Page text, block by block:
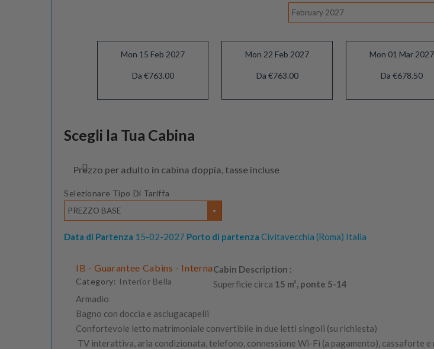
February 2027
Mon 15 Feb 2027
Da €763.00
Mon 22 Feb 2027
Da €763.00
Mon 01 Mar 2027
Da €678.50
Scegli la Tua Cabina
Prezzo per adulto in cabina doppia, tasse incluse
Selezionare Tipo Di Tariffa
PREZZO BASE
Data di Partenza 15-02-2027 Porto di partenza Civitavecchia (Roma) Italia
IB - Guarantee Cabins - Interna
Category: Interior Bella
Cabin Description :
Superficie circa 15 m², ponte 5-14
Armadio
Bagno con doccia e asciugacapelli
Confortevole letto matrimoniale convertibile in due letti singoli (su richiesta)
TV interattiva, aria condizionata, telefono, connessione Wi-Fi (a pagamento), cassaforte e